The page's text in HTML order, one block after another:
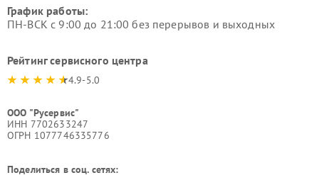
График работы:
ПН-ВСК с 9:00 до 21:00 без перерывов и выходных
Рейтинг сервисного центра
4.9-5.0
ООО "Русервис"
ИНН 7702633247
ОГРН 1077746335776
Поделиться в соц. сетях: